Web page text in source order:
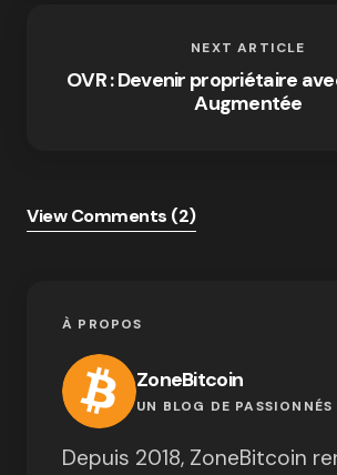
NEXT ARTICLE
OVR : Devenir propriétaire
Augmentée
View Comments (2)
À PROPOS
ZoneBitcoin
UN BLOG DE PASSIONNÉS
Depuis 2018, ZoneBitcoin